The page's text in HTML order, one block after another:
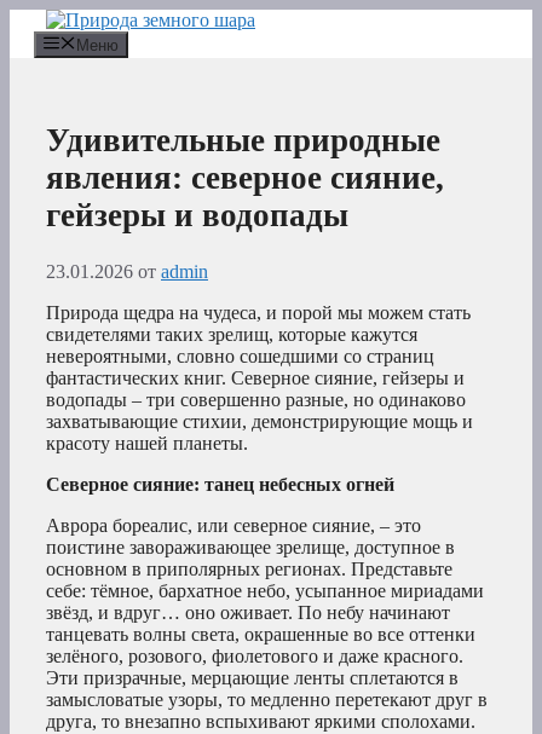
Перейти
содержимому
Меню
Удивительные природные
явления: северное сияние,
гейзеры и водопады
23.01.2026 от admin
Природа щедра на чудеса, и порой мы можем стать
свидетелями таких зрелищ, которые кажутся
невероятными, словно сошедшими со страниц
фантастических книг. Северное сияние, гейзеры и
водопады – три совершенно разные, но одинаково
захватывающие стихии, демонстрирующие мощь и
красоту нашей планеты.
Северное сияние: танец небесных огней
Аврора бореалис, или северное сияние, – это
поистине завораживающее зрелище, доступное в
основном в приполярных регионах. Представьте
себе: тёмное, бархатное небо, усыпанное мириадами
звёзд, и вдруг… оно оживает. По небу начинают
танцевать волны света, окрашенные во все оттенки
зелёного, розового, фиолетового и даже красного.
Эти призрачные, мерцающие ленты сплетаются в
замысловатые узоры, то медленно перетекают друг в
друга, то внезапно вспыхивают яркими сполохами.